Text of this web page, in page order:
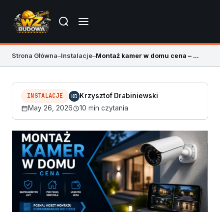
Strona Główna–Instalacje– Montaż kamer w domu cena – monitoring i koszty
INSTALACJE KD Krzysztof Drabiniewski
May 26, 2026
10 min czytania